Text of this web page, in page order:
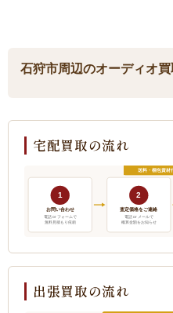
石狩市周辺のオーディオ買
宅配買取の流れ
送料・梱包資
1
お問い合わせ
電話 or フォームで
無料見積もり依頼
2
査定価格をご連絡
電話 or メールで
概算金額をお知らせ
出張買取の流れ